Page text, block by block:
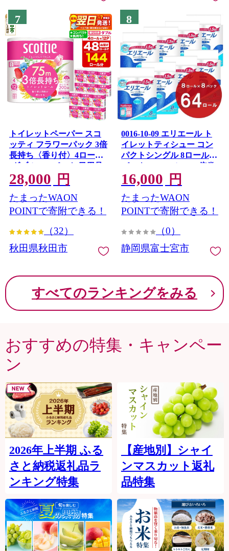
7
トイレットペーパー スコ
ッティ フラワーパック 3倍
長持ち〈香り付〉4ロール
(ダブル)×12パック 日用品
最短翌日発送 [スコッティ
フラワーパック トイレッ
トペーパー 日本製紙クレ
シア] 秋田県秋田市
28,000 円
たまったWAON
POINTで寄附できる！
（32）
秋田県秋田市
8
0016-10-09 エリエール ト
イレットティシュー コン
パクトシングル 8ロール×8
パック 64ロール 1.5倍巻
82.5m トイレットペーパー
シングル パルプ100％ 香り
つき 日用品 消耗品 備蓄
16,000 円
たまったWAON
POINTで寄附できる！
（0）
静岡県富士宮市
すべてのランキングをみる
おすすめの特集・キャンペー
ン
2026年上半期 ふる
さと納税返礼品ラ
ンキング特集
【産地別】シャイ
ンマスカット返礼
品特集